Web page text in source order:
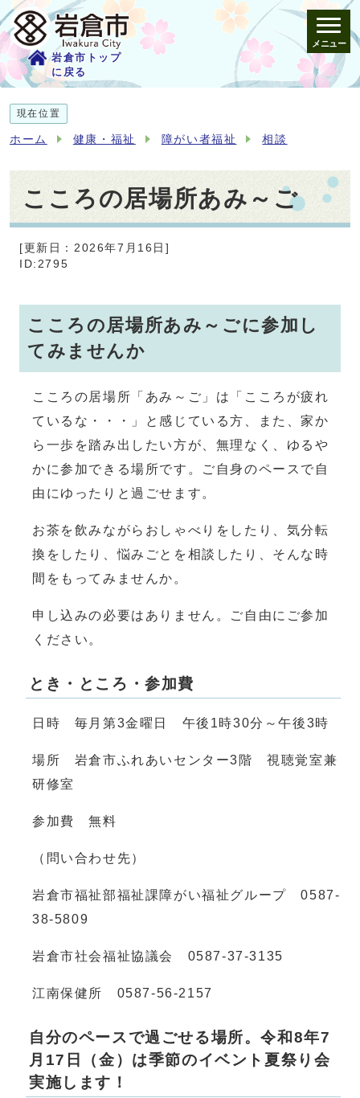
岩倉市トップ
に戻る
メニュー
現在位置
ホーム 健康・福祉 障がい者福祉 相談
こころの居場所あみ～ご
[更新日：2026年7月16日]
ID:2795
こころの居場所あみ～ごに参加し
てみませんか
こころの居場所「あみ～ご」は「こころが疲れ
ているな・・・」と感じている方、また、家か
ら一歩を踏み出したい方が、無理なく、ゆるや
かに参加できる場所です。ご自身のペースで自
由にゆったりと過ごせます。
お茶を飲みながらおしゃべりをしたり、気分転
換をしたり、悩みごとを相談したり、そんな時
間をもってみませんか。
申し込みの必要はありません。ご自由にご参加
ください。
とき・ところ・参加費
日時 毎月第3金曜日 午後1時30分～午後3時
場所 岩倉市ふれあいセンター3階 視聴覚室兼
研修室
参加費 無料
（問い合わせ先）
岩倉市福祉部福祉課障がい福祉グループ 0587-
38-5809
岩倉市社会福祉協議会 0587-37-3135
江南保健所 0587-56-2157
自分のペースで過ごせる場所。令和8年7
月17日（金）は季節のイベント夏祭り会
実施します！